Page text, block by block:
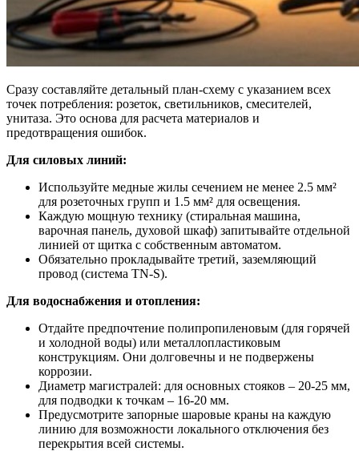
Сразу составляйте детальный план-схему с указанием всех
точек потребления: розеток, светильников, смесителей,
унитаза. Это основа для расчета материалов и
предотвращения ошибок.
Для силовых линий:
Используйте медные жилы сечением не менее 2.5 мм²
для розеточных групп и 1.5 мм² для освещения.
Каждую мощную технику (стиральная машина,
варочная панель, духовой шкаф) запитывайте отдельной
линией от щитка с собственным автоматом.
Обязательно прокладывайте третий, заземляющий
провод (система TN-S).
Для водоснабжения и отопления:
Отдайте предпочтение полипропиленовым (для горячей
и холодной воды) или металлопластиковым
конструкциям. Они долговечны и не подвержены
коррозии.
Диаметр магистралей: для основных стояков – 20-25 мм,
для подводки к точкам – 16-20 мм.
Предусмотрите запорные шаровые краны на каждую
линию для возможности локального отключения без
перекрытия всей системы.